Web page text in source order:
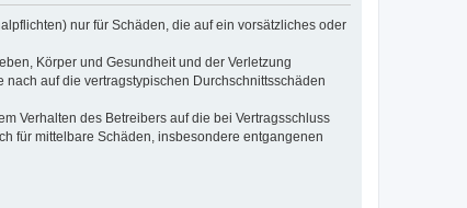
nur für Schäden, die auf ein vorsätzliches oder
Körper und Gesundheit und der Verletzung
auf die vertragstypischen Durchschnittsschäden
Verhalten des Betreibers auf die bei Vertragsschluss
für mittelbare Schäden, insbesondere entgangenen